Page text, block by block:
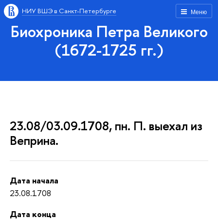
Меню
НИУ ВШЭ в Санкт-Петербурге
Биохроника Петра Великого
(1672-1725 гг.)
23.08/03.09.1708, пн. П. выехал из
Веприна.
Дата начала
23.08.1708
Дата конца